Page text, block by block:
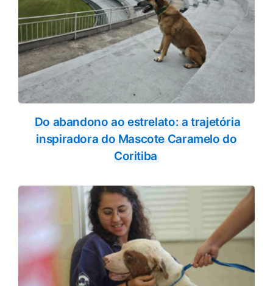
Do abandono ao estrelato: a trajetória
inspiradora do Mascote Caramelo do
Coritiba